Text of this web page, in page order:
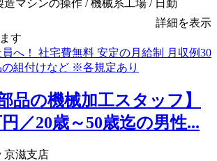
造マシンの操作 / 機械系工場 / 日勤
詳細を表示
す
品の機械加工スタッフ】
／20歳～50歳迄の男性...
京滋支店